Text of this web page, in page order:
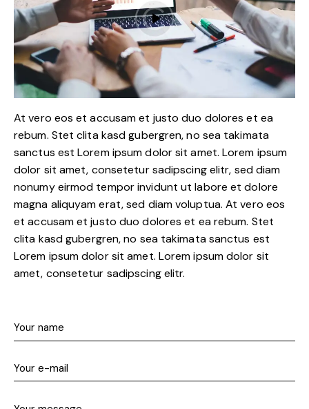
At vero eos et accusam et justo duo dolores et ea
rebum. Stet clita kasd gubergren, no sea takimata
sanctus est Lorem ipsum dolor sit amet. Lorem ipsum
dolor sit amet, consetetur sadipscing elitr, sed diam
nonumy eirmod tempor invidunt ut labore et dolore
magna aliquyam erat, sed diam voluptua. At vero eos
et accusam et justo duo dolores et ea rebum. Stet
clita kasd gubergren, no sea takimata sanctus est
Lorem ipsum dolor sit amet. Lorem ipsum dolor sit
amet, consetetur sadipscing elitr.